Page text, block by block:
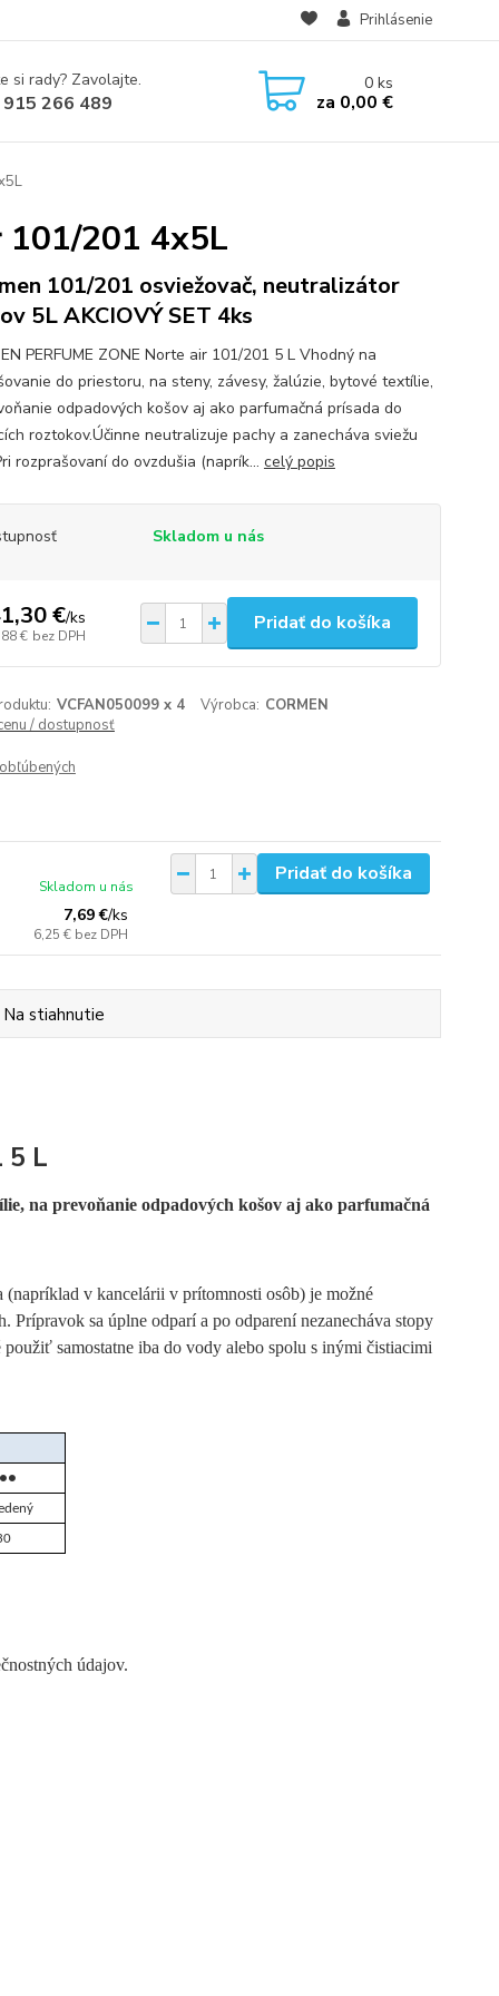
Prihlásenie
si rady? Zavolajte.
266 489
0ks
za 0,00 €
101/201 4x5L
101/201 osviežovač, neutralizátor
5L AKCIOVÝ SET 4ks
PERFUME ZONE Norte air 101/201 5 L Vhodný na
do priestoru, na steny, závesy, žalúzie, bytové textílie,
odpadových košov aj ako parfumačná prísada do
roztokov.​ Účinne neutralizuje pachy a zanecháva sviežu
rozprašovaní do ovzdušia (naprík... celý popis
Skladom u nás
€/ks
€ bez DPH
Pridať do košíka
VCFAN050099 x 4 Výrobca: CORMEN
/ dostupnosť
7,69 €/ks
6,25 € bez DPH
Skladom u nás
Pridať do košíka
Na stiahnutie
5 L
na prevoňanie odpadových košov aj ako parfumačná
v kancelárii v prítomnosti osôb) je možné
sa úplne odparí a po odparení nezanecháva stopy
samostatne iba do vody alebo spolu s inými čistiacimi
údajov.